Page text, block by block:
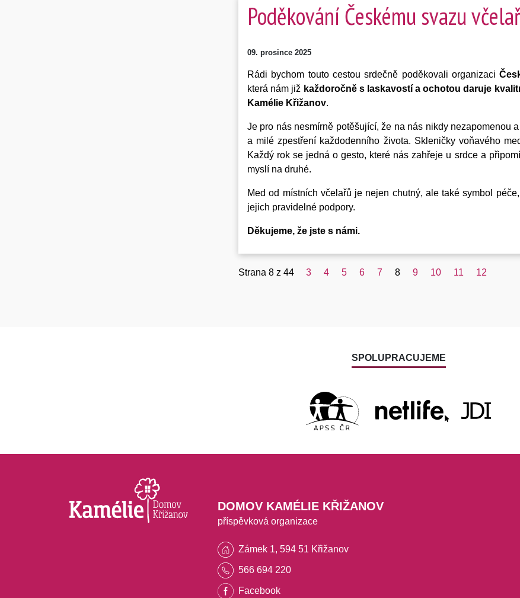
Poděkování Českému svazu
09. prosince 2025
Rádi bychom touto cestou srdečně poděkovali organizaci
která nám již každoročně s laskavostí a ochotou daruje
Kamélie Křižanov.
Je pro nás nesmírně potěšující, že na nás nikdy nezapomenou
a milé zpestření každodenního života. Skleničky voňavého
Každý rok se jedná o gesto, které nás zahřeje u srdce a
myslí na druhé.
Med od místních včelařů je nejen chutný, ale také symbol
jejich pravidelné podpory.
Děkujeme, že jste s námi.
Strana 8 z 44 3 4 5 6 7 8 9 10 11 12
SPOLUPRACUJEME
DOMOV KAMÉLIE KŘIŽANOV
příspěvková organizace
Zámek 1, 594 51 Křižanov
566 694 220
Facebook